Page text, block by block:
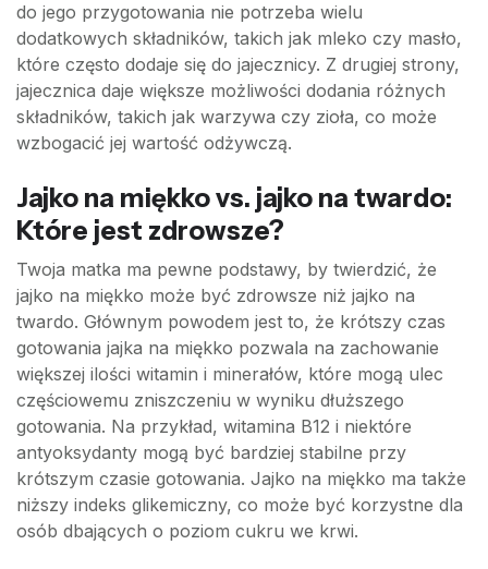
do jego przygotowania nie potrzeba wielu
dodatkowych składników, takich jak mleko czy masło,
które często dodaje się do jajecznicy. Z drugiej strony,
jajecznica daje większe możliwości dodania różnych
składników, takich jak warzywa czy zioła, co może
wzbogacić jej wartość odżywczą.
Jajko na miękko vs. jajko na twardo:
Które jest zdrowsze?
Twoja matka ma pewne podstawy, by twierdzić, że
jajko na miękko może być zdrowsze niż jajko na
twardo. Głównym powodem jest to, że krótszy czas
gotowania jajka na miękko pozwala na zachowanie
większej ilości witamin i minerałów, które mogą ulec
częściowemu zniszczeniu w wyniku dłuższego
gotowania. Na przykład, witamina B12 i niektóre
antyoksydanty mogą być bardziej stabilne przy
krótszym czasie gotowania. Jajko na miękko ma także
niższy indeks glikemiczny, co może być korzystne dla
osób dbających o poziom cukru we krwi.